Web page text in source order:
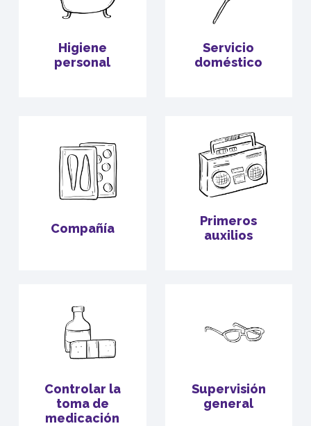
Higiene
personal
Servicio
doméstico
Compañía
Primeros
auxilios
Controlar la
toma de
medicación
Supervisión
general